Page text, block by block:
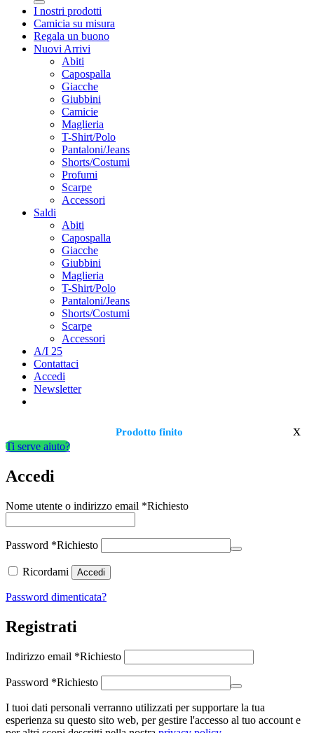
I nostri prodotti
Camicia su misura
Regala un buono
Nuovi Arrivi
Abiti
Capospalla
Giacche
Giubbini
Camicie
Maglieria
T-Shirt/Polo
Pantaloni/Jeans
Shorts/Costumi
Profumi
Scarpe
Accessori
Saldi
Abiti
Capospalla
Giacche
Giubbini
Maglieria
T-Shirt/Polo
Pantaloni/Jeans
Shorts/Costumi
Scarpe
Accessori
A/I 25
Contattaci
Accedi
Newsletter
Prodotto finito x
Ti serve aiuto?
Accedi
Nome utente o indirizzo email *Richiesto
Password *Richiesto
Ricordami Accedi
Password dimenticata?
Registrati
Indirizzo email *Richiesto
Password *Richiesto
I tuoi dati personali verranno utilizzati per supportare la tua
esperienza su questo sito web, per gestire l'accesso al tuo account e